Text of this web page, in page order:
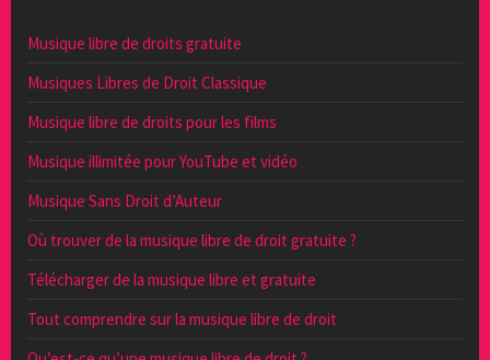
Musique libre de droits gratuite
Musiques Libres de Droit Classique
Musique libre de droits pour les films
Musique illimitée pour YouTube et vidéo
Musique Sans Droit d’Auteur
Où trouver de la musique libre de droit gratuite ?
Télécharger de la musique libre et gratuite
Tout comprendre sur la musique libre de droit